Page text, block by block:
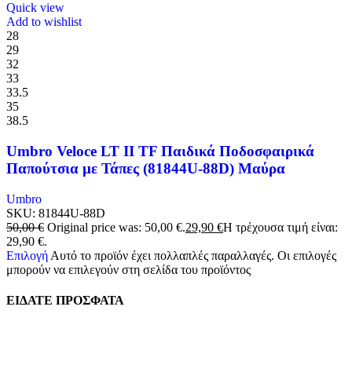
Quick view
Add to wishlist
28
29
32
33
33.5
35
38.5
Umbro Veloce LT II TF Παιδικά Ποδοσφαιρικά
Παπούτσια με Τάπες (81844U-88D) Μαύρα
Umbro
SKU: 81844U-88D
50,00€ Original price was: 50,00 €.29,90 €Η τρέχουσα τιμή είναι:
29,90 €.
Επιλογή Αυτό το προϊόν έχει πολλαπλές παραλλαγές. Οι επιλογές
μπορούν να επιλεγούν στη σελίδα του προϊόντος
ΕΙΔΑΤΕ ΠΡΟΣΦΑΤΑ